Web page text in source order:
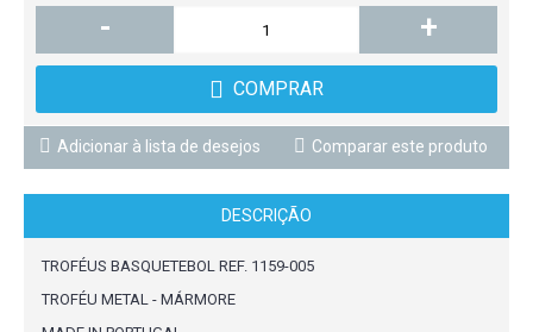
- +
COMPRAR
Adicionar à lista de desejos Comparar este produto
DESCRIÇÃO
TROFÉUS BASQUETEBOL REF. 1159-005
TROFÉU METAL - MÁRMORE